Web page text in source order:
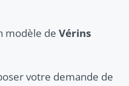
modèle de Vérins
votre demande de